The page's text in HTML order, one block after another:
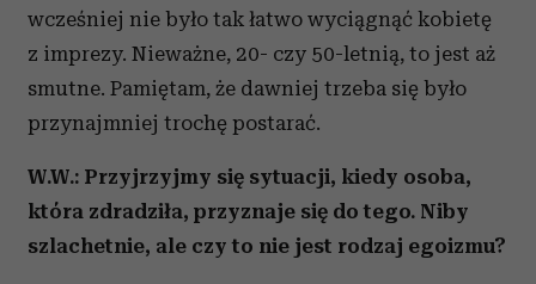
wcześniej nie było tak łatwo wyciągnąć kobietę
z imprezy. Nieważne, 20- czy 50-letnią, to jest aż
smutne. Pamiętam, że dawniej trzeba się było
przynajmniej trochę postarać.
W.W.: Przyjrzyjmy się sytuacji, kiedy osoba,
która zdradziła, przyznaje się do tego. Niby
szlachetnie, ale czy to nie jest rodzaj egoizmu?